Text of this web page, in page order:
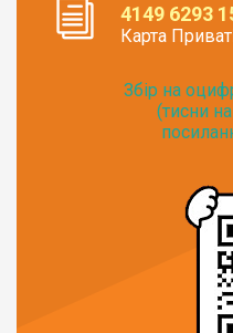
4149 6293
Карта
Збір на
(тисни